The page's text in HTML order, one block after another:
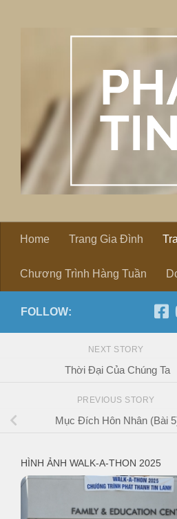
Home Trang Gia Đình
Chương Trình Hàng Tuần
FOLLOW:
NEXT STORY
Thời Đại Của Chúng Ta
PREVIOUS STORY
Mục Đích Hôn Nhân (Bài
HÌNH ẢNH WALK-A-THON 2025